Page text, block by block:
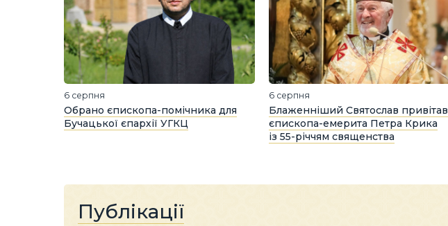
6 серпня
Обрано єпископа-помічника для
Бучацької єпархії УГКЦ
6 серпня
Блаженніший Святослав привітав
єпископа-емерита Петра Крика
із 55-річчям священства
Публікації